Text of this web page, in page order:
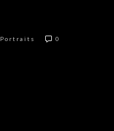
Portraits 0